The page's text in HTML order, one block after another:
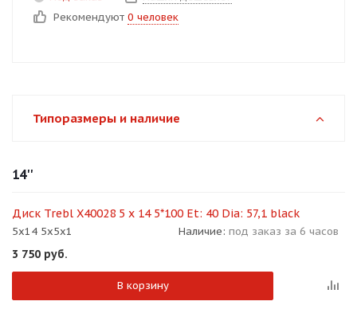
Рекомендуют 0 человек
Типоразмеры и наличие
14''
Диск Trebl X40028 5 x 14 5*100 Et: 40 Dia: 57,1 black
5x14 5x5x1 Наличие: под заказ за 6 часов
3 750 руб.
В корзину
Оставшиеся75% будут
недели
Остались вопросы?
plait.ru